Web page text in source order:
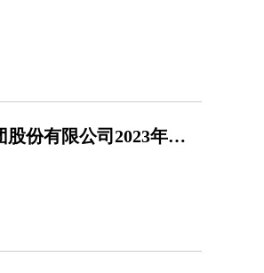
兖矿能源集团股份有限公司2023年第三季度主要运营数据公告